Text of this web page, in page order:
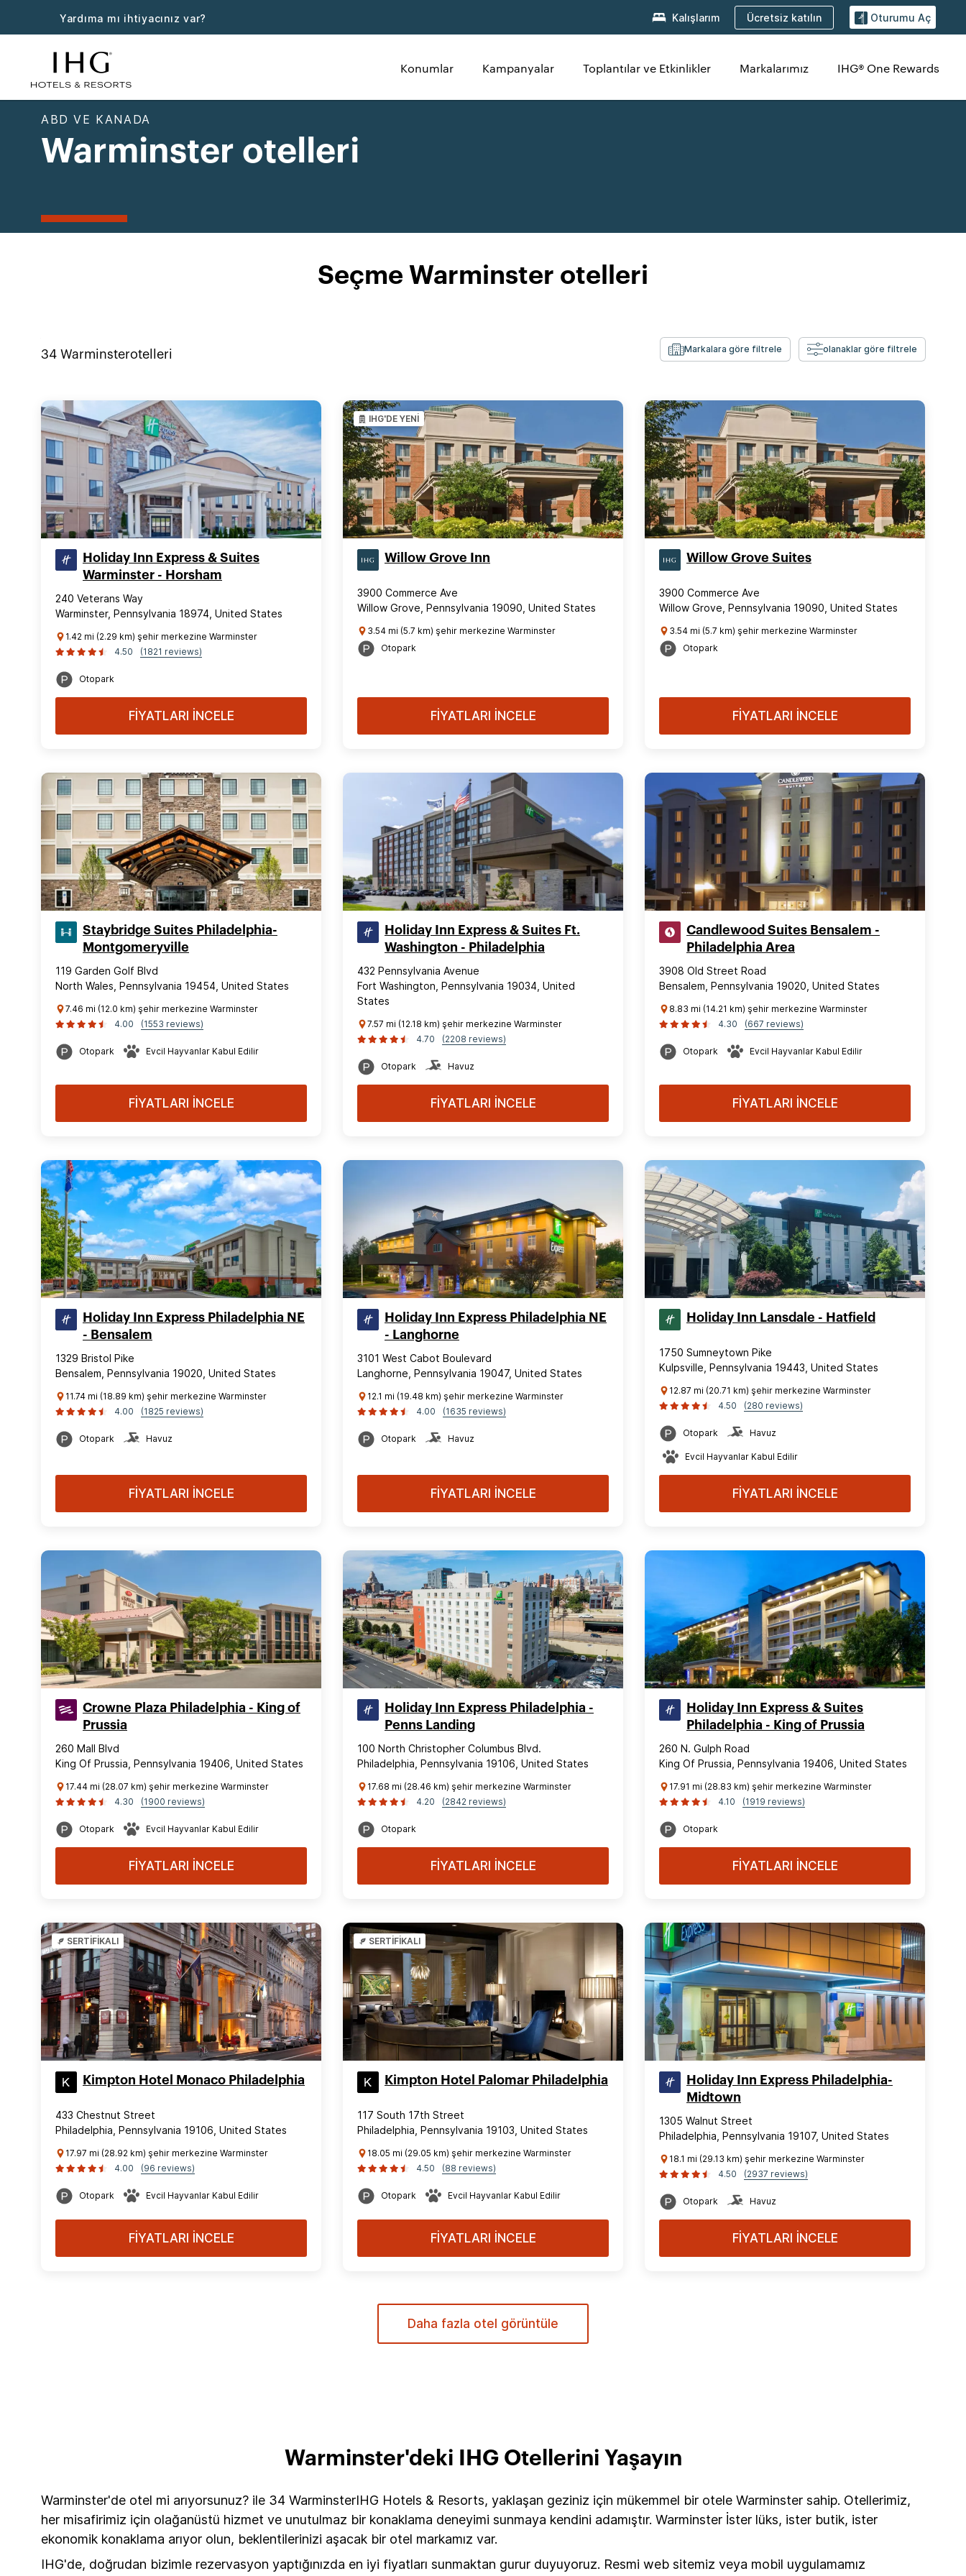
Yardıma mı ihtiyacınız var? Kalışlarım Ücretsiz katılın Oturumu Aç
Konumlar Kampanyalar Toplantılar ve Etkinlikler Markalarımız IHG® One Rewards
ABD VE KANADA
Warminster otelleri
Seçme Warminster otelleri
34 Warminsterotelleri Markalara göre filtrele olanaklar göre filtrele
Holiday Inn Express & Suites
Warminster - Horsham
240 Veterans Way
Warminster, Pennsylvania 18974, United States
1.42 mi (2.29 km) şehir merkezine Warminster
4.50
(1821 reviews)
Otopark
FİYATLARI İNCELE
IHG'DE YENİ
Willow Grove Inn
3900 Commerce Ave
Willow Grove, Pennsylvania 19090, United States
3.54 mi (5.7 km) şehir merkezine Warminster
Otopark
FİYATLARI İNCELE
Willow Grove Suites
3900 Commerce Ave
Willow Grove, Pennsylvania 19090, United States
3.54 mi (5.7 km) şehir merkezine Warminster
Otopark
FİYATLARI İNCELE
Staybridge Suites Philadelphia-
Montgomeryville
119 Garden Golf Blvd
North Wales, Pennsylvania 19454, United States
7.46 mi (12.0 km) şehir merkezine Warminster
4.00
(1553 reviews)
Otopark Evcil Hayvanlar Kabul Edilir
FİYATLARI İNCELE
Holiday Inn Express & Suites Ft.
Washington - Philadelphia
432 Pennsylvania Avenue
Fort Washington, Pennsylvania 19034, United
States
7.57 mi (12.18 km) şehir merkezine Warminster
4.70
(2208 reviews)
Otopark Havuz
FİYATLARI İNCELE
Candlewood Suites Bensalem -
Philadelphia Area
3908 Old Street Road
Bensalem, Pennsylvania 19020, United States
8.83 mi (14.21 km) şehir merkezine Warminster
4.30
(667 reviews)
Otopark Evcil Hayvanlar Kabul Edilir
FİYATLARI İNCELE
Holiday Inn Express Philadelphia NE
- Bensalem
1329 Bristol Pike
Bensalem, Pennsylvania 19020, United States
11.74 mi (18.89 km) şehir merkezine Warminster
4.00
(1825 reviews)
Otopark Havuz
FİYATLARI İNCELE
Holiday Inn Express Philadelphia NE
- Langhorne
3101 West Cabot Boulevard
Langhorne, Pennsylvania 19047, United States
12.1 mi (19.48 km) şehir merkezine Warminster
4.00
(1635 reviews)
Otopark Havuz
FİYATLARI İNCELE
Holiday Inn Lansdale - Hatfield
1750 Sumneytown Pike
Kulpsville, Pennsylvania 19443, United States
12.87 mi (20.71 km) şehir merkezine Warminster
4.50
(280 reviews)
Otopark Havuz
Evcil Hayvanlar Kabul Edilir
FİYATLARI İNCELE
Crowne Plaza Philadelphia - King of
Prussia
260 Mall Blvd
King Of Prussia, Pennsylvania 19406, United States
17.44 mi (28.07 km) şehir merkezine Warminster
4.30
(1900 reviews)
Otopark Evcil Hayvanlar Kabul Edilir
FİYATLARI İNCELE
Holiday Inn Express Philadelphia -
Penns Landing
100 North Christopher Columbus Blvd.
Philadelphia, Pennsylvania 19106, United States
17.68 mi (28.46 km) şehir merkezine Warminster
4.20
(2842 reviews)
Otopark
FİYATLARI İNCELE
Holiday Inn Express & Suites
Philadelphia - King of Prussia
260 N. Gulph Road
King Of Prussia, Pennsylvania 19406, United States
17.91 mi (28.83 km) şehir merkezine Warminster
4.10
(1919 reviews)
Otopark
FİYATLARI İNCELE
SERTİFİKALI
Kimpton Hotel Monaco Philadelphia
433 Chestnut Street
Philadelphia, Pennsylvania 19106, United States
17.97 mi (28.92 km) şehir merkezine Warminster
4.00
(96 reviews)
Otopark Evcil Hayvanlar Kabul Edilir
FİYATLARI İNCELE
SERTİFİKALI
Kimpton Hotel Palomar Philadelphia
117 South 17th Street
Philadelphia, Pennsylvania 19103, United States
18.05 mi (29.05 km) şehir merkezine Warminster
4.50
(88 reviews)
Otopark Evcil Hayvanlar Kabul Edilir
FİYATLARI İNCELE
Holiday Inn Express Philadelphia-
Midtown
1305 Walnut Street
Philadelphia, Pennsylvania 19107, United States
18.1 mi (29.13 km) şehir merkezine Warminster
4.50
(2937 reviews)
Otopark Havuz
FİYATLARI İNCELE
Daha fazla otel görüntüle
Warminster'deki IHG Otellerini Yaşayın
Warminster'de otel mi arıyorsunuz? ile 34 WarminsterIHG Hotels & Resorts, yaklaşan geziniz için mükemmel bir otele Warminster sahip. Otellerimiz,
her misafirimiz için olağanüstü hizmet ve unutulmaz bir konaklama deneyimi sunmaya kendini adamıştır. Warminster İster lüks, ister butik, ister
ekonomik konaklama arıyor olun, beklentilerinizi aşacak bir otel markamız var.
IHG'de, doğrudan bizimle rezervasyon yaptığınızda en iyi fiyatları sunmaktan gurur duyuyoruz. Resmi web sitemiz veya mobil uygulamamız